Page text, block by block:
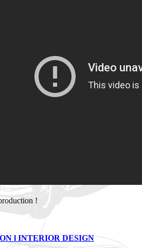
!
l INTERIOR DESIGN